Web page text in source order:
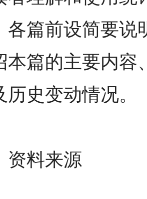
各篇前设简要说
本篇的主要内容
历史变动情况。
资料来源